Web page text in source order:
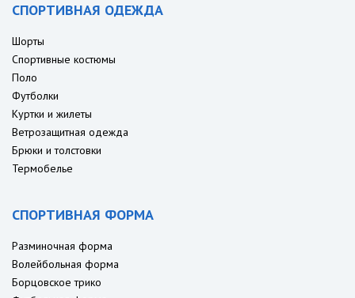
СПОРТИВНАЯ ОДЕЖДА
Шорты
Спортивные костюмы
Поло
Футболки
Куртки и жилеты
Ветрозащитная одежда
Брюки и толстовки
Термобелье
СПОРТИВНАЯ ФОРМА
Разминочная форма
Волейбольная форма
Борцовское трико